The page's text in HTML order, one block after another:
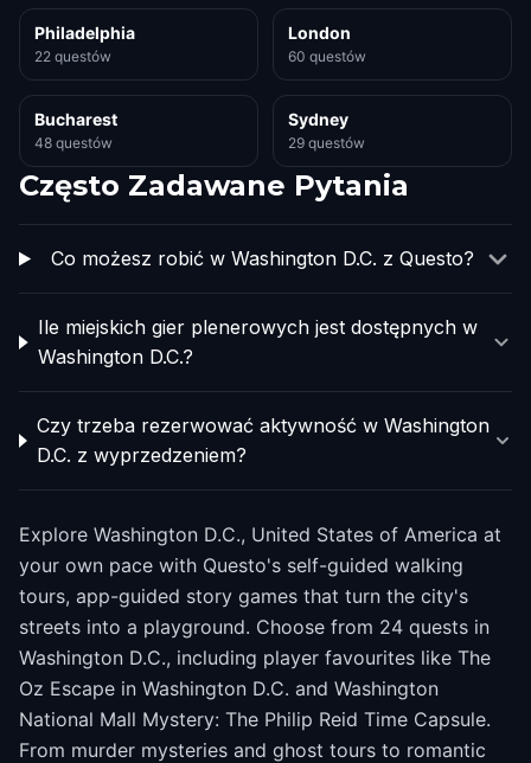
Philadelphia
22 questów
London
60 questów
Bucharest
48 questów
Sydney
29 questów
Często Zadawane Pytania
Co możesz robić w Washington D.C. z Questo?
Ile miejskich gier plenerowych jest dostępnych w
Washington D.C.?
Czy trzeba rezerwować aktywność w Washington
D.C. z wyprzedzeniem?
Explore Washington D.C., United States of America at
your own pace with Questo's self-guided walking
tours, app-guided story games that turn the city's
streets into a playground. Choose from 24 quests in
Washington D.C., including player favourites like The
Oz Escape in Washington D.C. and Washington
National Mall Mystery: The Philip Reid Time Capsule.
From murder mysteries and ghost tours to romantic